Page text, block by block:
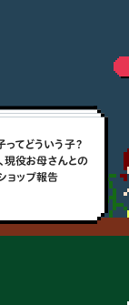
てどういう子？
役お母さんとの
ップ報告